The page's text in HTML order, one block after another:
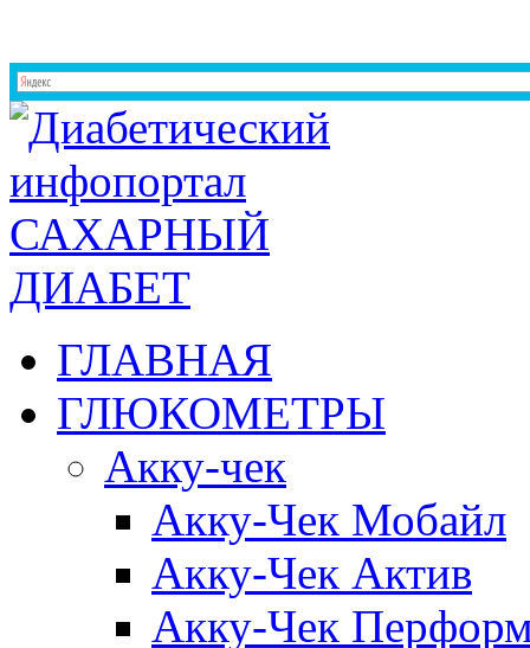
ГЛАВНАЯ
ГЛЮКОМЕТРЫ
Акку-чек
Акку-Чек Мобайл
Акку-Чек Актив
Акку-Чек